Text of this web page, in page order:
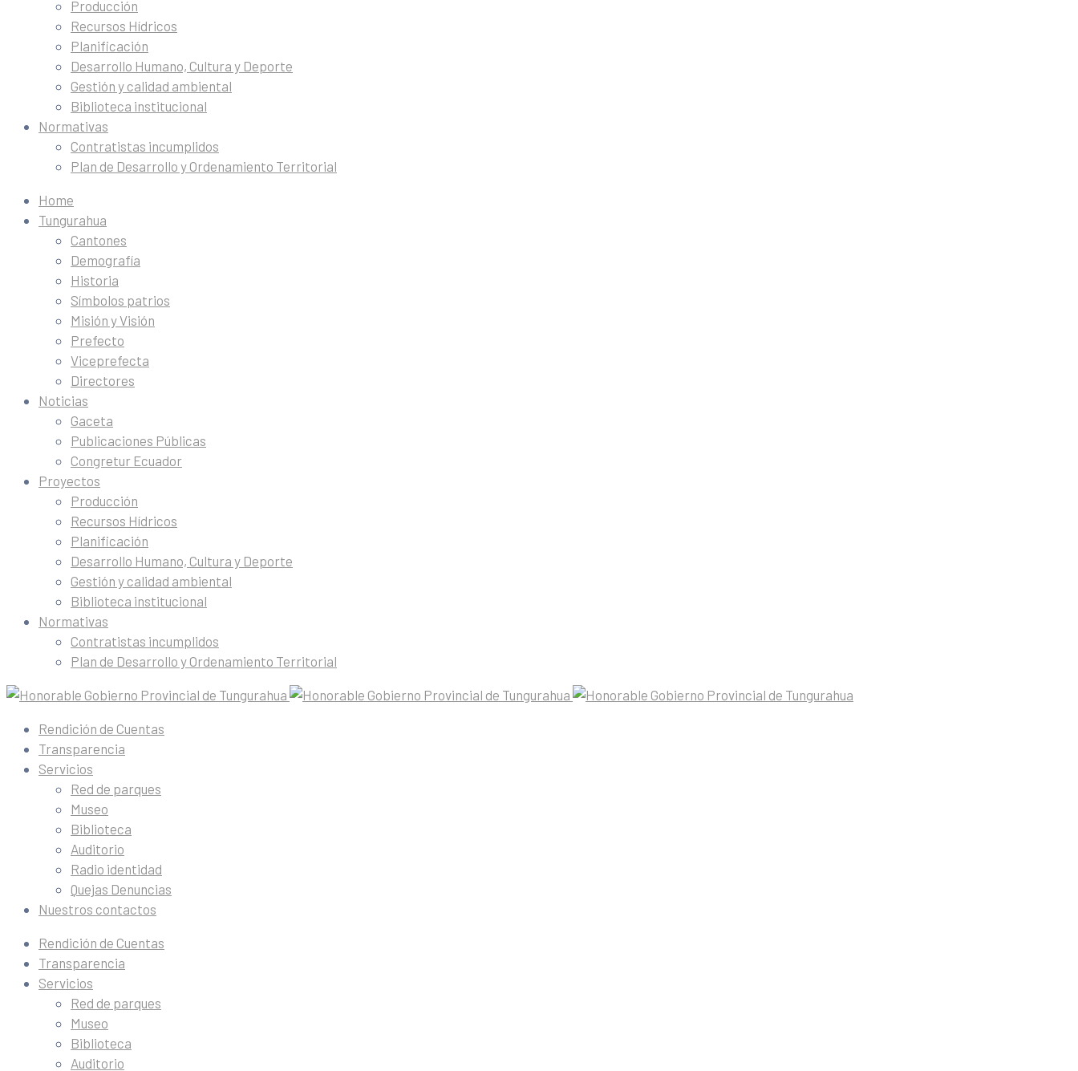
Producción
Recursos Hídricos
Planificación
Desarrollo Humano, Cultura y Deporte
Gestión y calidad ambiental
Biblioteca institucional
Normativas
Contratistas incumplidos
Plan de Desarrollo y Ordenamiento Territorial
Home
Tungurahua
Cantones
Demografía
Historia
Símbolos patrios
Misión y Visión
Prefecto
Viceprefecta
Directores
Noticias
Gaceta
Publicaciones Públicas
Congretur Ecuador
Proyectos
Producción
Recursos Hídricos
Planificación
Desarrollo Humano, Cultura y Deporte
Gestión y calidad ambiental
Biblioteca institucional
Normativas
Contratistas incumplidos
Plan de Desarrollo y Ordenamiento Territorial
Rendición de Cuentas
Transparencia
Servicios
Red de parques
Museo
Biblioteca
Auditorio
Radio identidad
Quejas Denuncias
Nuestros contactos
Rendición de Cuentas
Transparencia
Servicios
Red de parques
Museo
Biblioteca
Auditorio